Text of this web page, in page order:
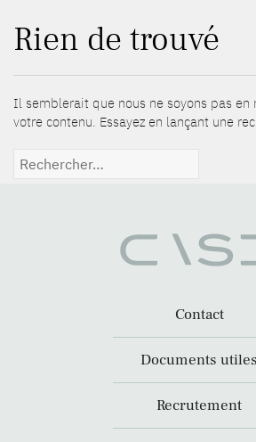
Rien de trouvé
Il semblerait que nous ne soyons pas en
votre contenu. Essayez en lançant une
Rechercher :
Contact
Documents utiles
Recrutement